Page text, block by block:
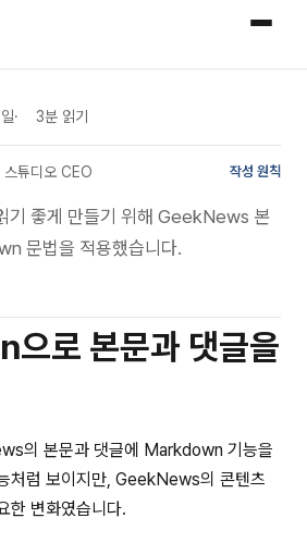
3분 읽기
스튜디오 CEO 작성 원칙
기 좋게 만들기 위해 GeekNews 본
문법을 적용했습니다.
로 본문과 댓글을
의 본문과 댓글에 Markdown 기능을
처럼 보이지만, GeekNews의 콘텐츠
한 변화였습니다.